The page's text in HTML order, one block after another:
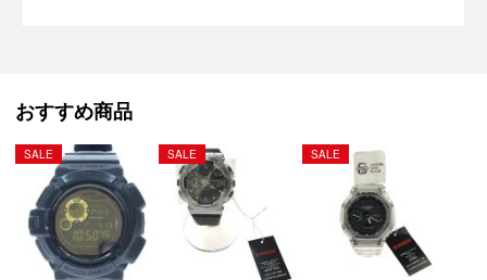
約61.7×57.7×16.8mm(ボディ部分の縦×横×厚さ)
重量
81
【詳細備考】
キズ・スレ・ヨゴレ・タバコの匂いがございます。
おすすめ商品
SALE SALE SALE